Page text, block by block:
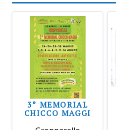
3° MEMORIAL
CHICCO MAGGI